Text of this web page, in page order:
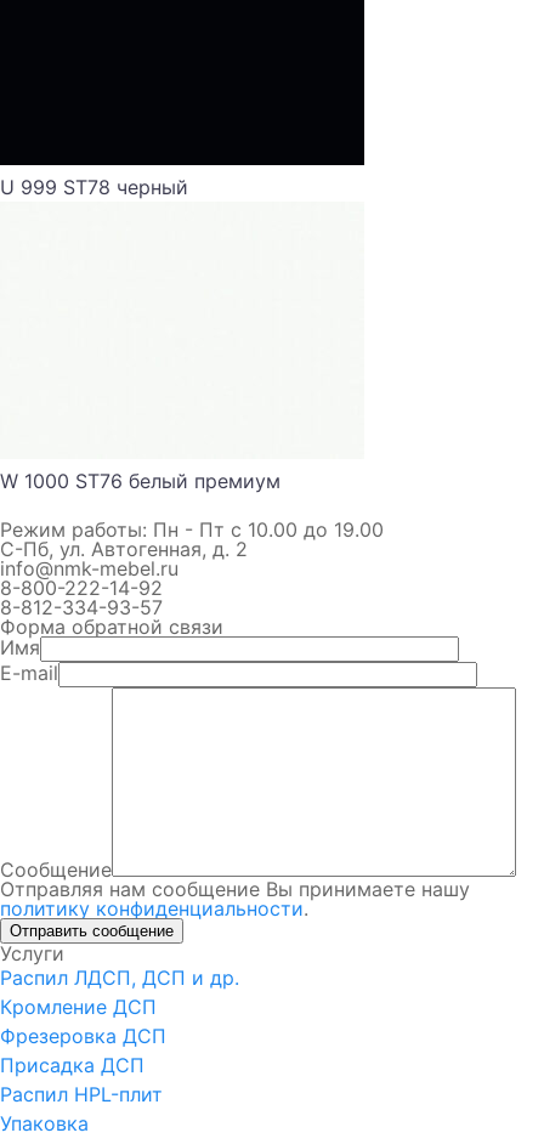
U 999 ST78 черный
W 1000 ST76 белый премиум
Режим работы: Пн - Пт с 10.00 до 19.00
С-Пб, ул. Автогенная, д. 2
info@nmk-mebel.ru
8-800-222-14-92
8-812-334-93-57
Форма обратной связи
Имя
E-mail
Сообщение
Отправляя нам сообщение Вы принимаете нашу
политику конфиденциальности.
Услуги
Распил ЛДСП, ДСП и др.
Кромление ДСП
Фрезеровка ДСП
Присадка ДСП
Распил HPL-плит
Упаковка